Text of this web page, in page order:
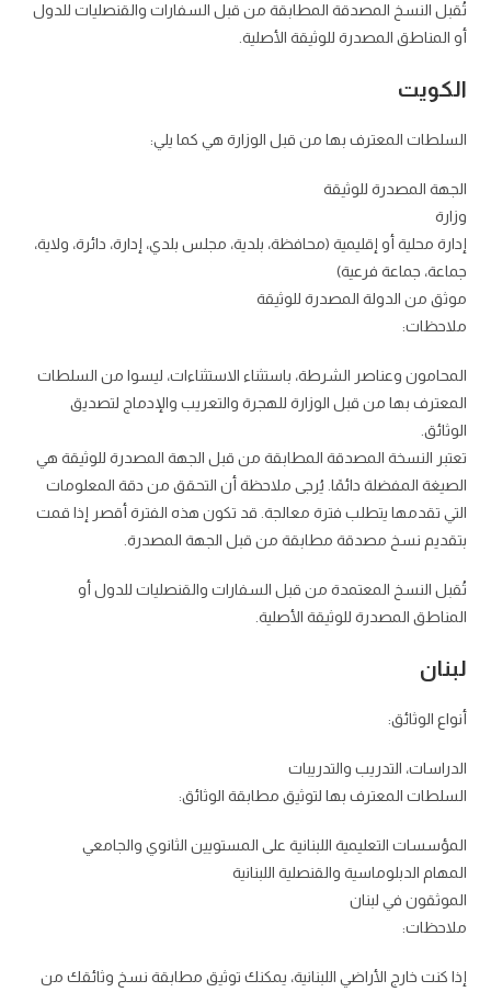
تُقبل النسخ المصدقة المطابقة من قبل السفارات والقنصليات للدول
أو المناطق المصدرة للوثيقة الأصلية.
الكويت
السلطات المعترف بها من قبل الوزارة هي كما يلي:
الجهة المصدرة للوثيقة
وزارة
إدارة محلية أو إقليمية (محافظة، بلدية، مجلس بلدي، إدارة، دائرة، ولاية،
جماعة، جماعة فرعية)
موثق من الدولة المصدرة للوثيقة
ملاحظات:
المحامون وعناصر الشرطة، باستثناء الاستثناءات، ليسوا من السلطات
المعترف بها من قبل الوزارة للهجرة والتعريب والإدماج لتصديق
الوثائق.
تعتبر النسخة المصدقة المطابقة من قبل الجهة المصدرة للوثيقة هي
الصيغة المفضلة دائمًا. يُرجى ملاحظة أن التحقق من دقة المعلومات
التي تقدمها يتطلب فترة معالجة. قد تكون هذه الفترة أقصر إذا قمت
بتقديم نسخ مصدقة مطابقة من قبل الجهة المصدرة.
تُقبل النسخ المعتمدة من قبل السفارات والقنصليات للدول أو
المناطق المصدرة للوثيقة الأصلية.
لبنان
أنواع الوثائق:
الدراسات، التدريب والتدريبات
السلطات المعترف بها لتوثيق مطابقة الوثائق:
المؤسسات التعليمية اللبنانية على المستويين الثانوي والجامعي
المهام الدبلوماسية والقنصلية اللبنانية
الموثقون في لبنان
ملاحظات:
إذا كنت خارج الأراضي اللبنانية، يمكنك توثيق مطابقة نسخ وثائقك من